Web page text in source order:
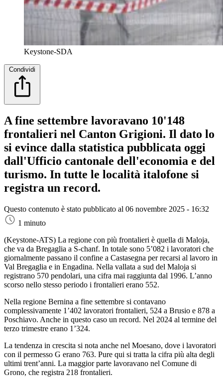
Keystone-SDA
Condividi
A fine settembre lavoravano 10'148
frontalieri nel Canton Grigioni. Il dato lo
si evince dalla statistica pubblicata oggi
dall'Ufficio cantonale dell'economia e del
turismo. In tutte le località italofone si
registra un record.
Questo contenuto è stato pubblicato al 06 novembre 2025 - 16:32
1 minuto
(Keystone-ATS) La regione con più frontalieri è quella di Maloja,
che va da Bregaglia a S-chanf. In totale sono 5’082 i lavoratori che
giornalmente passano il confine a Castasegna per recarsi al lavoro in
Val Bregaglia e in Engadina. Nella vallata a sud del Maloja si
registrano 570 pendolari, una cifra mai raggiunta dal 1996. L’anno
scorso nello stesso periodo i frontalieri erano 552.
Nella regione Bernina a fine settembre si contavano
complessivamente 1’402 lavoratori frontalieri, 524 a Brusio e 878 a
Poschiavo. Anche in questo caso un record. Nel 2024 al termine del
terzo trimestre erano 1’324.
La tendenza in crescita si nota anche nel Moesano, dove i lavoratori
con il permesso G erano 763. Pure qui si tratta la cifra più alta degli
ultimi trent’anni. La maggior parte lavoravano nel Comune di
Grono, che registra 218 frontalieri.